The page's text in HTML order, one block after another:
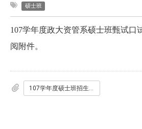
硕士班
107学年度政大资管系硕士班甄试口
阅附件。